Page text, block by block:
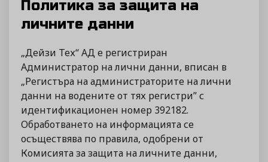
Политика за защита на
личните данни
„Дейзи Тех“ АД е регистриран
Администратор на лични данни, вписан в
„Регистъра на администраторите на лични
данни на водените от тях регистри” с
идентификационен номер 392182.
Обработването на информацията се
осъществява по правила, одобрени от
Комисията за защита на личните данни,